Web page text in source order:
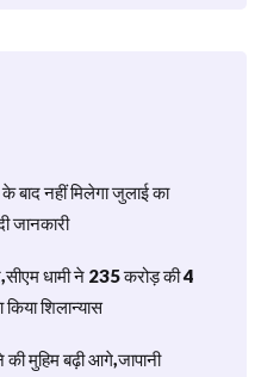
बाद नहीं मिलेगा जुलाई का
जानकारी
धामी ने 235 करोड़ की 4
शिलान्यास
मुहिम बढ़ी आगे,जापानी